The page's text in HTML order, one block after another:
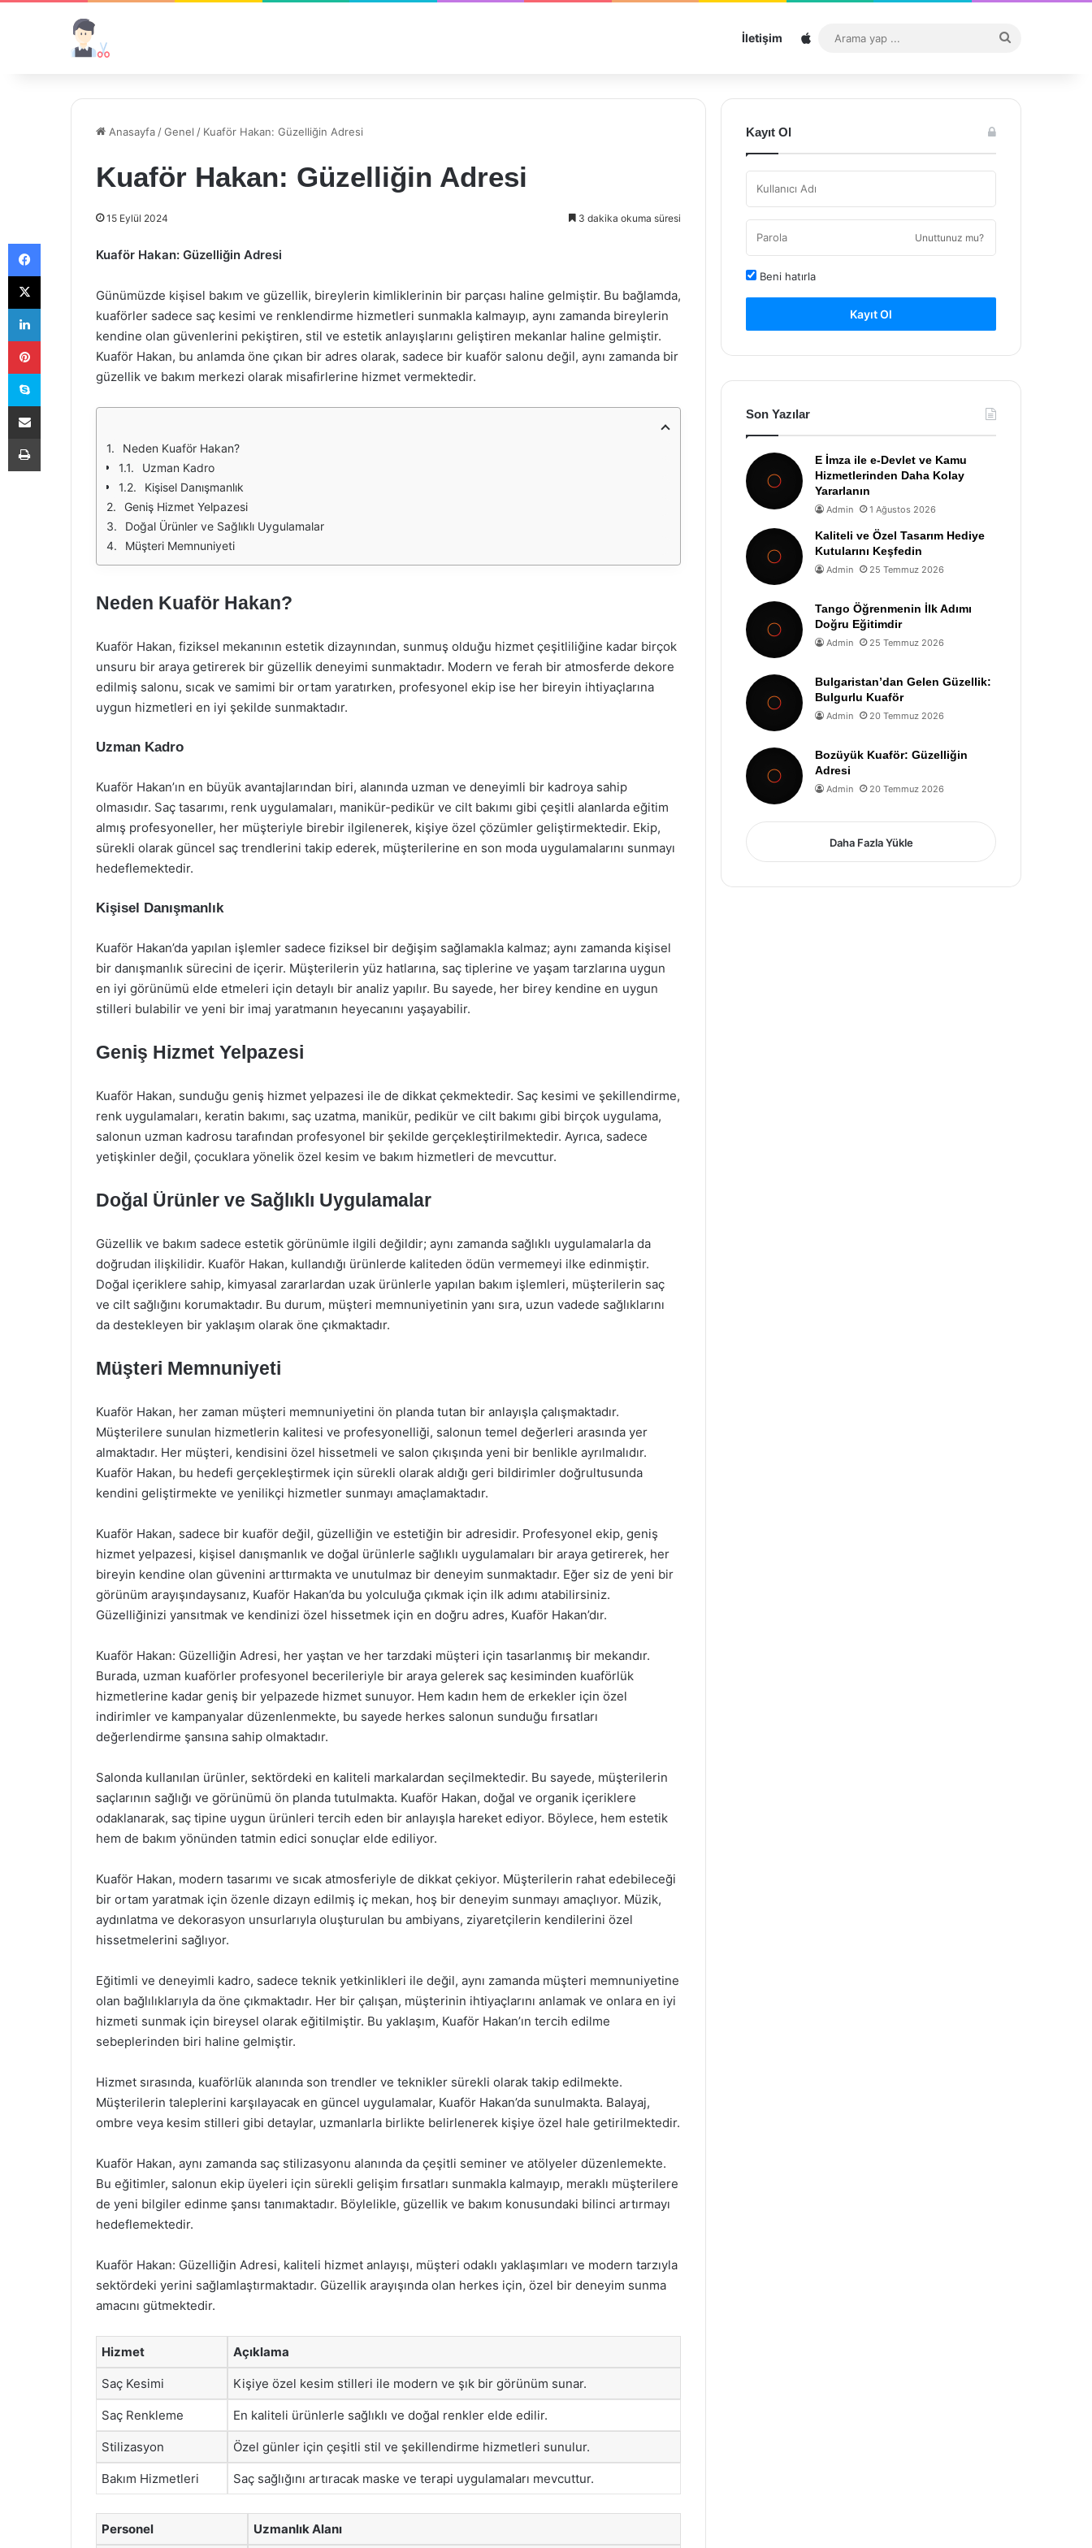
İletişim Sitemap
...
Anasayfa /Genel / Kuaför Hakan: Güzelliğin Adresi
Kuaför Hakan: Güzelliğin Adresi
15 Eylül 2024 3 dakika okuma süresi
Kuaför Hakan: Güzelliğin Adresi
Günümüzde kişisel bakım ve güzellik, bireylerin kimliklerinin bir parçası haline gelmiştir. Bu bağlamda,
kuaförler sadece saç kesimi ve renklendirme hizmetleri sunmakla kalmayıp, aynı zamanda bireylerin
kendine olan güvenlerini pekiştiren, stil ve estetik anlayışlarını geliştiren mekanlar haline gelmiştir.
Kuaför Hakan, bu anlamda öne çıkan bir adres olarak, sadece bir kuaför salonu değil, aynı zamanda bir
güzellik ve bakım merkezi olarak misafirlerine hizmet vermektedir.
Neden Kuaför Hakan?
Uzman Kadro
Kişisel Danışmanlık
Geniş Hizmet Yelpazesi
Doğal Ürünler ve Sağlıklı Uygulamalar
Müşteri Memnuniyeti
Neden Kuaför Hakan?
Kuaför Hakan, fiziksel mekanının estetik dizaynından, sunmuş olduğu hizmet çeşitliliğine kadar birçok
unsuru bir araya getirerek bir güzellik deneyimi sunmaktadır. Modern ve ferah bir atmosferde dekore
edilmiş salonu, sıcak ve samimi bir ortam yaratırken, profesyonel ekip ise her bireyin ihtiyaçlarına
uygun hizmetleri en iyi şekilde sunmaktadır.
Uzman Kadro
Kuaför Hakan’ın en büyük avantajlarından biri, alanında uzman ve deneyimli bir kadroya sahip
olmasıdır. Saç tasarımı, renk uygulamaları, manikür-pedikür ve cilt bakımı gibi çeşitli alanlarda eğitim
almış profesyoneller, her müşteriyle birebir ilgilenerek, kişiye özel çözümler geliştirmektedir. Ekip,
sürekli olarak güncel saç trendlerini takip ederek, müşterilerine en son moda uygulamalarını sunmayı
hedeflemektedir.
Kişisel Danışmanlık
Kuaför Hakan’da yapılan işlemler sadece fiziksel bir değişim sağlamakla kalmaz; aynı zamanda kişisel
bir danışmanlık sürecini de içerir. Müşterilerin yüz hatlarına, saç tiplerine ve yaşam tarzlarına uygun
en iyi görünümü elde etmeleri için detaylı bir analiz yapılır. Bu sayede, her birey kendine en uygun
stilleri bulabilir ve yeni bir imaj yaratmanın heyecanını yaşayabilir.
Geniş Hizmet Yelpazesi
Kuaför Hakan, sunduğu geniş hizmet yelpazesi ile de dikkat çekmektedir. Saç kesimi ve şekillendirme,
renk uygulamaları, keratin bakımı, saç uzatma, manikür, pedikür ve cilt bakımı gibi birçok uygulama,
salonun uzman kadrosu tarafından profesyonel bir şekilde gerçekleştirilmektedir. Ayrıca, sadece
yetişkinler değil, çocuklara yönelik özel kesim ve bakım hizmetleri de mevcuttur.
Doğal Ürünler ve Sağlıklı Uygulamalar
Güzellik ve bakım sadece estetik görünümle ilgili değildir; aynı zamanda sağlıklı uygulamalarla da
doğrudan ilişkilidir. Kuaför Hakan, kullandığı ürünlerde kaliteden ödün vermemeyi ilke edinmiştir.
Doğal içeriklere sahip, kimyasal zararlardan uzak ürünlerle yapılan bakım işlemleri, müşterilerin saç
ve cilt sağlığını korumaktadır. Bu durum, müşteri memnuniyetinin yanı sıra, uzun vadede sağlıklarını
da destekleyen bir yaklaşım olarak öne çıkmaktadır.
Müşteri Memnuniyeti
Kuaför Hakan, her zaman müşteri memnuniyetini ön planda tutan bir anlayışla çalışmaktadır.
Müşterilere sunulan hizmetlerin kalitesi ve profesyonelliği, salonun temel değerleri arasında yer
almaktadır. Her müşteri, kendisini özel hissetmeli ve salon çıkışında yeni bir benlikle ayrılmalıdır.
Kuaför Hakan, bu hedefi gerçekleştirmek için sürekli olarak aldığı geri bildirimler doğrultusunda
kendini geliştirmekte ve yenilikçi hizmetler sunmayı amaçlamaktadır.
Kuaför Hakan, sadece bir kuaför değil, güzelliğin ve estetiğin bir adresidir. Profesyonel ekip, geniş
hizmet yelpazesi, kişisel danışmanlık ve doğal ürünlerle sağlıklı uygulamaları bir araya getirerek, her
bireyin kendine olan güvenini arttırmakta ve unutulmaz bir deneyim sunmaktadır. Eğer siz de yeni bir
görünüm arayışındaysanız, Kuaför Hakan’da bu yolculuğa çıkmak için ilk adımı atabilirsiniz.
Güzelliğinizi yansıtmak ve kendinizi özel hissetmek için en doğru adres, Kuaför Hakan’dır.
Kuaför Hakan: Güzelliğin Adresi, her yaştan ve her tarzdaki müşteri için tasarlanmış bir mekandır.
Burada, uzman kuaförler profesyonel becerileriyle bir araya gelerek saç kesiminden kuaförlük
hizmetlerine kadar geniş bir yelpazede hizmet sunuyor. Hem kadın hem de erkekler için özel
indirimler ve kampanyalar düzenlenmekte, bu sayede herkes salonun sunduğu fırsatları
değerlendirme şansına sahip olmaktadır.
Salonda kullanılan ürünler, sektördeki en kaliteli markalardan seçilmektedir. Bu sayede, müşterilerin
saçlarının sağlığı ve görünümü ön planda tutulmakta. Kuaför Hakan, doğal ve organik içeriklere
odaklanarak, saç tipine uygun ürünleri tercih eden bir anlayışla hareket ediyor. Böylece, hem estetik
hem de bakım yönünden tatmin edici sonuçlar elde ediliyor.
Kuaför Hakan, modern tasarımı ve sıcak atmosferiyle de dikkat çekiyor. Müşterilerin rahat edebileceği
bir ortam yaratmak için özenle dizayn edilmiş iç mekan, hoş bir deneyim sunmayı amaçlıyor. Müzik,
aydınlatma ve dekorasyon unsurlarıyla oluşturulan bu ambiyans, ziyaretçilerin kendilerini özel
hissetmelerini sağlıyor.
Eğitimli ve deneyimli kadro, sadece teknik yetkinlikleri ile değil, aynı zamanda müşteri memnuniyetine
olan bağlılıklarıyla da öne çıkmaktadır. Her bir çalışan, müşterinin ihtiyaçlarını anlamak ve onlara en iyi
hizmeti sunmak için bireysel olarak eğitilmiştir. Bu yaklaşım, Kuaför Hakan’ın tercih edilme
sebeplerinden biri haline gelmiştir.
Hizmet sırasında, kuaförlük alanında son trendler ve teknikler sürekli olarak takip edilmekte.
Müşterilerin taleplerini karşılayacak en güncel uygulamalar, Kuaför Hakan’da sunulmakta. Balayaj,
ombre veya kesim stilleri gibi detaylar, uzmanlarla birlikte belirlenerek kişiye özel hale getirilmektedir.
Kuaför Hakan, aynı zamanda saç stilizasyonu alanında da çeşitli seminer ve atölyeler düzenlemekte.
Bu eğitimler, salonun ekip üyeleri için sürekli gelişim fırsatları sunmakla kalmayıp, meraklı müşterilere
de yeni bilgiler edinme şansı tanımaktadır. Böylelikle, güzellik ve bakım konusundaki bilinci artırmayı
hedeflemektedir.
Kuaför Hakan: Güzelliğin Adresi, kaliteli hizmet anlayışı, müşteri odaklı yaklaşımları ve modern tarzıyla
sektördeki yerini sağlamlaştırmaktadır. Güzellik arayışında olan herkes için, özel bir deneyim sunma
amacını gütmektedir.
Hizmet Açıklama
Saç Kesimi Kişiye özel kesim stilleri ile modern ve şık bir görünüm sunar.
Saç Renkleme En kaliteli ürünlerle sağlıklı ve doğal renkler elde edilir.
Stilizasyon Özel günler için çeşitli stil ve şekillendirme hizmetleri sunulur.
Bakım Hizmetleri Saç sağlığını artıracak maske ve terapi uygulamaları mevcuttur.
Personel Uzmanlık Alanı
Kayıt Ol
Unuttunuz mu?
Beni hatırla
Kayıt Ol
Son Yazılar
E İmza ile e-Devlet ve Kamu
Hizmetlerinden Daha Kolay
Yararlanın
Admin 1 Ağustos 2026
Kaliteli ve Özel Tasarım Hediye
Kutularını Keşfedin
Admin 25 Temmuz 2026
Tango Öğrenmenin İlk Adımı
Doğru Eğitimdir
Admin 25 Temmuz 2026
Bulgaristan’dan Gelen Güzellik:
Bulgurlu Kuaför
Admin 20 Temmuz 2026
Bozüyük Kuaför: Güzelliğin
Adresi
Admin 20 Temmuz 2026
Daha Fazla Yükle
Facebook
X
LinkedIn
Pinterest
Skype
E-Posta ile paylaş